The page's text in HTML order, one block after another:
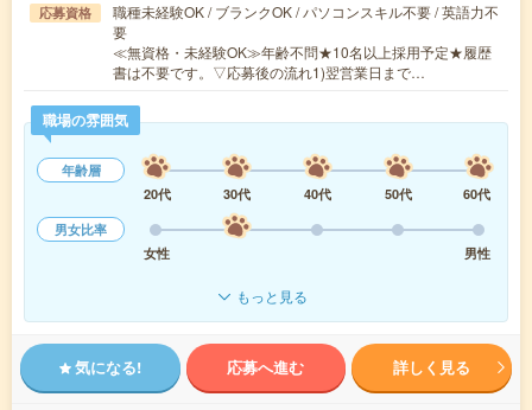
応募資格
職種未経験OK / ブランクOK / パソコンスキル不要 / 英語力不
要
≪無資格・未経験OK≫年齢不問★10名以上採用予定★履歴
書は不要です。▽応募後の流れ1)翌営業日まで…
職場の雰囲気
年齢層
20代
30代 40代 50代
60代
男女比率
女性
男性
もっと見る
気になる! 応募へ進む 詳しく見る